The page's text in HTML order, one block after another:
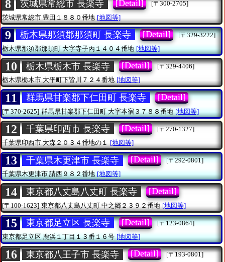
8 茨城県常総市 長楽寺 [Detail]
[〒300-2705]
茨城県常総市 豊田１８８０番地 [地図等]
9 栃木県那須郡那須町 長楽寺 [Detail]
[〒329-3222]
栃木県那須郡那須町大字寺子丙１４０４番地 [地図等]
10 栃木県栃木市 長楽寺 [Detail]
[〒329-4406]
栃木県栃木市大平町下皆川７２４番地 [地図等]
11 群馬県甘楽郡下仁田町 長楽寺 [Detail]
[〒370-2625] 群馬県甘楽郡下仁田町大字本宿３７８８番地 [地図等]
12 千葉県印西市 長楽寺 [Detail]
[〒270-1327]
千葉県印西市 大森２０３４番地の１ [地図等]
13 千葉県木更津市 長楽寺 [Detail]
[〒292-0801]
千葉県木更津市請西９８２番地 [地図等]
14 東京都八丈島八丈町 長楽寺 [Detail]
[〒100-1623] 東京都八丈島八丈町 中之郷２３９２番地 [地図等]
15 東京都足立区 長楽寺 [Detail]
[〒123-0864]
東京都足立区鹿浜１丁目１３番１６号 [地図等]
16 東京都八王子市 長楽寺 [Detail]
[〒193-0801]